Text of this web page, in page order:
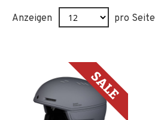
Anzeigen pro Seite